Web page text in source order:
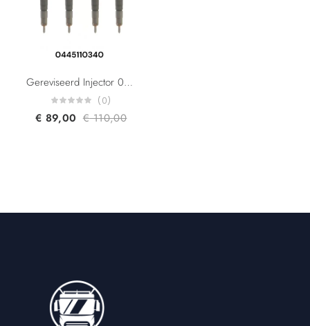
Gereviseerd Injector 0445110739 0445110340 AV2Q9F593BA AV6Q9F593BA 1980S5 9687069280 Citroen Berlingo Jumpy C-Elysee C3 C4 1.6 Fiat Scudo multijet 1.6 Ford C-Max Fiesta V Fiesta VI 1.6 Peugeot Expert Partner 207 307 1.6TDi
(0)
€ 89,00 €110,00